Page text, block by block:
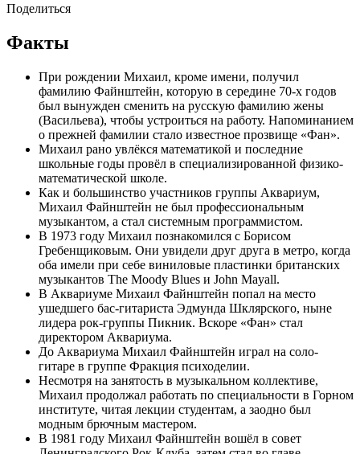
Поделиться
Факты
При рождении Михаил, кроме имени, получил
фамилию Файнштейн, которую в середине 70-х годов
был вынужден сменить на русскую фамилию жены
(Васильева), чтобы устроиться на работу. Напоминанием
о прежней фамилии стало известное прозвище «Фан».
Михаил рано увлёкся математикой и последние
школьные годы провёл в специализированной физико-
математической школе.
Как и большинство участников группы Аквариум,
Михаил Файнштейн не был профессиональным
музыкантом, а стал системным программистом.
В 1973 году Михаил познакомился с Борисом
Гребенщиковым. Они увидели друг друга в метро, когда
оба имели при себе виниловые пластинки британских
музыкантов The Moody Blues и John Mayall.
В Аквариуме Михаил Файнштейн попал на место
ушедшего бас-гитариста Эдмунда Шклярского, ныне
лидера рок-группы Пикник. Вскоре «Фан» стал
директором Аквариума.
До Аквариума Михаил Файнштейн играл на соло-
гитаре в группе Фракция психоделии.
Несмотря на занятость в музыкальном коллективе,
Михаил продолжал работать по специальности в Горном
институте, читая лекции студентам, а заодно был
модным брючным мастером.
В 1981 году Михаил Файнштейн вошёл в совет